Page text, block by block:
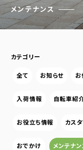
メンテナンス
カテゴリー
全て お知らせ お
入荷情報 自転車紹
お役立ち情報 カス
おでかけ メンテナン